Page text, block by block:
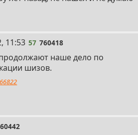
11:53 57 760418
наше дело по
шизов.